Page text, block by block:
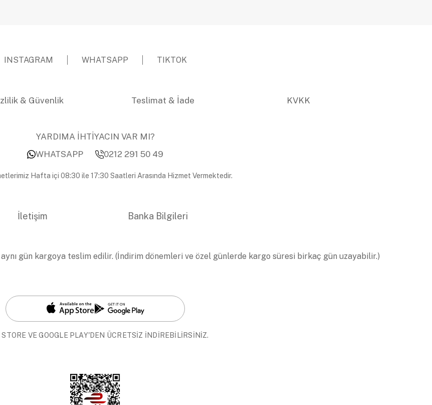
INSTAGRAM WHATSAPP TIKTOK
& Güvenlik Teslimat & İade KVKK
YARDIMA İHTİYACIN VAR MI?
WHATSAPP
0212 291 50 49
Hafta içi 08:30 ile 17:30 Saatleri Arasında Hizmet Vermektedir.
İletişim Banka Bilgileri
gün kargoya teslim edilir. (İndirim dönemleri ve özel günlerde kargo süresi birkaç gün uzayabilir.)
VE GOOGLE PLAY'DEN ÜCRETSİZ İNDİREBİLİRSİNİZ.